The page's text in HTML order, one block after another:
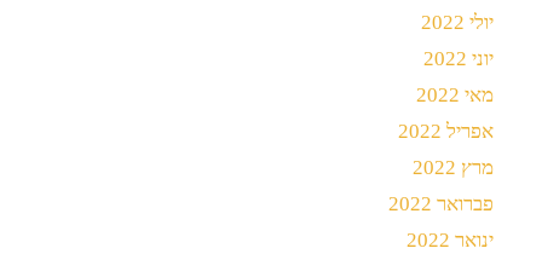
יולי 2022
יוני 2022
מאי 2022
אפריל 2022
מרץ 2022
פברואר 2022
ינואר 2022